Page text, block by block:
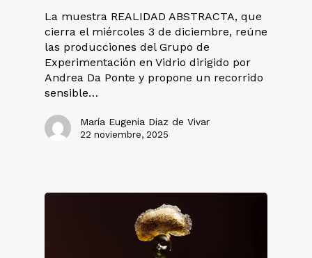
La muestra REALIDAD ABSTRACTA, que
cierra el miércoles 3 de diciembre, reúne
las producciones del Grupo de
Experimentación en Vidrio dirigido por
Andrea Da Ponte y propone un recorrido
sensible…
María Eugenia Diaz de Vivar
22 noviembre, 2025